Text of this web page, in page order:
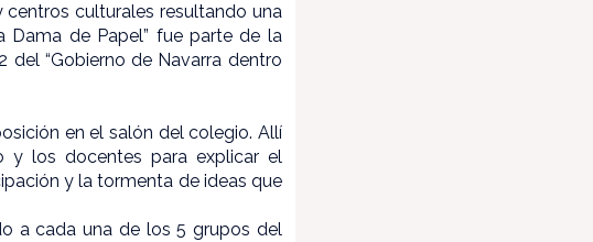
centros culturales resultando una
Dama de Papel” fue parte de la
del “Gobierno de Navarra dentro
en el salón delcolegio. Allí
y los docentes para explicar el
y la tormenta de ideas que
a cada una de los 5 grupos del